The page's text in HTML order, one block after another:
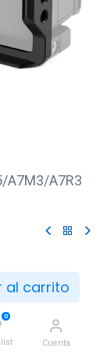
al carrito
0
Cuenta
A7M3/A7R3
A7R3